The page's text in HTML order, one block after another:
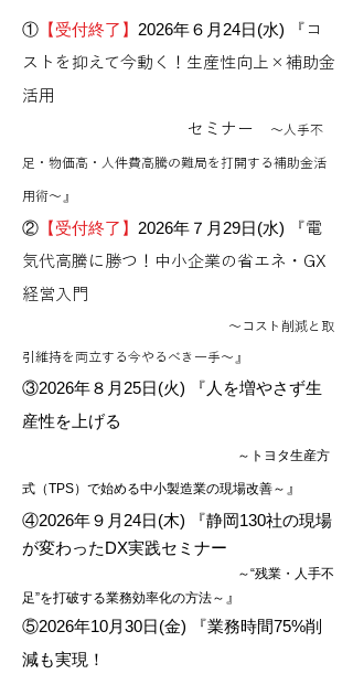
①​ 【受付終了】 2026年６月24日(水) 『 コ
ストを抑えて今動く！生産性向上×補助金
活用
セミナー
～人手不
足・物価高・人件費高騰の難局を打開する補助金活
用術～ 』
② 【受付終了】 2026年７月29日(水) 『電
気代高騰に勝つ！中小企業の省エネ・GX
経営入門
～コスト削減と取
引維持を両立する今やるべき一手～ 』
③2026年８月25日(火) 『人を増やさず生
産性を上げる
～トヨタ生産方
式（TPS）で始める中小製造業の現場改善～ 』
④2026年９月24日(木) 『静岡130社の現場
が変わったDX実践セミナー
～“残業・人手不
足”を打破する業務効率化の方法～ 』
⑤2026年10月30日(金) 『業務時間75%削
減も実現！